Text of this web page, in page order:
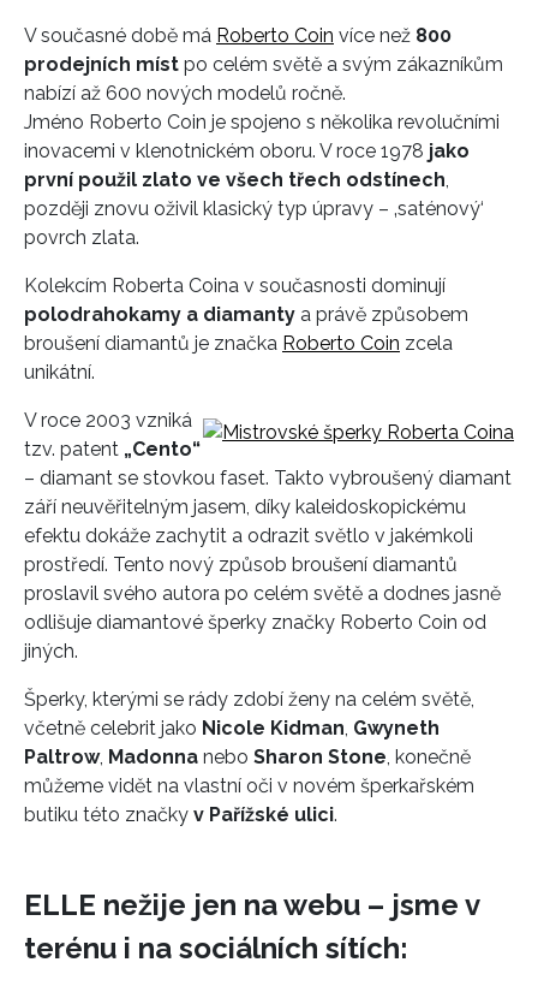
V současné době má Roberto Coin více než 800
prodejních míst po celém světě a svým zákazníkům
nabízí až 600 nových modelů ročně.
Jméno Roberto Coin je spojeno s několika revolučními
inovacemi v klenotnickém oboru. V roce 1978 jako
první použil zlato ve všech třech odstínech,
později znovu oživil klasický typ úpravy – ‚saténový‘
povrch zlata.
Kolekcím Roberta Coina v současnosti dominují
polodrahokamy a diamanty a právě způsobem
broušení diamantů je značka Roberto Coin zcela
unikátní.
V roce 2003 vzniká
tzv. patent „Cento“
– diamant se stovkou faset. Takto vybroušený diamant
září neuvěřitelným jasem, díky kaleidoskopickému
efektu dokáže zachytit a odrazit světlo v jakémkoli
prostředí. Tento nový způsob broušení diamantů
proslavil svého autora po celém světě a dodnes jasně
odlišuje diamantové šperky značky Roberto Coin od
jiných.
Šperky, kterými se rády zdobí ženy na celém světě,
včetně celebrit jako Nicole Kidman, Gwyneth
Paltrow, Madonna nebo Sharon Stone, konečně
můžeme vidět na vlastní oči v novém šperkařském
butiku této značky v Pařížské ulici.
ELLE nežije jen na webu – jsme v
terénu i na sociálních sítích: